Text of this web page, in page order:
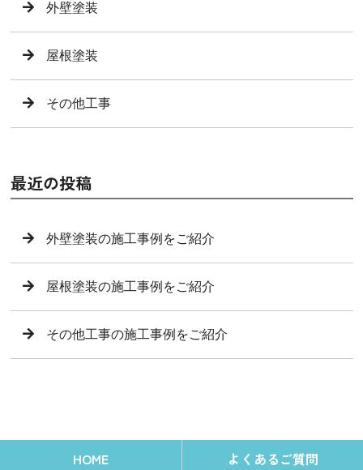
外壁塗装
屋根塗装
その他工事
最近の投稿
外壁塗装の施工事例をご紹介
屋根塗装の施工事例をご紹介
その他工事の施工事例をご紹介
HOME
よくあるご質問